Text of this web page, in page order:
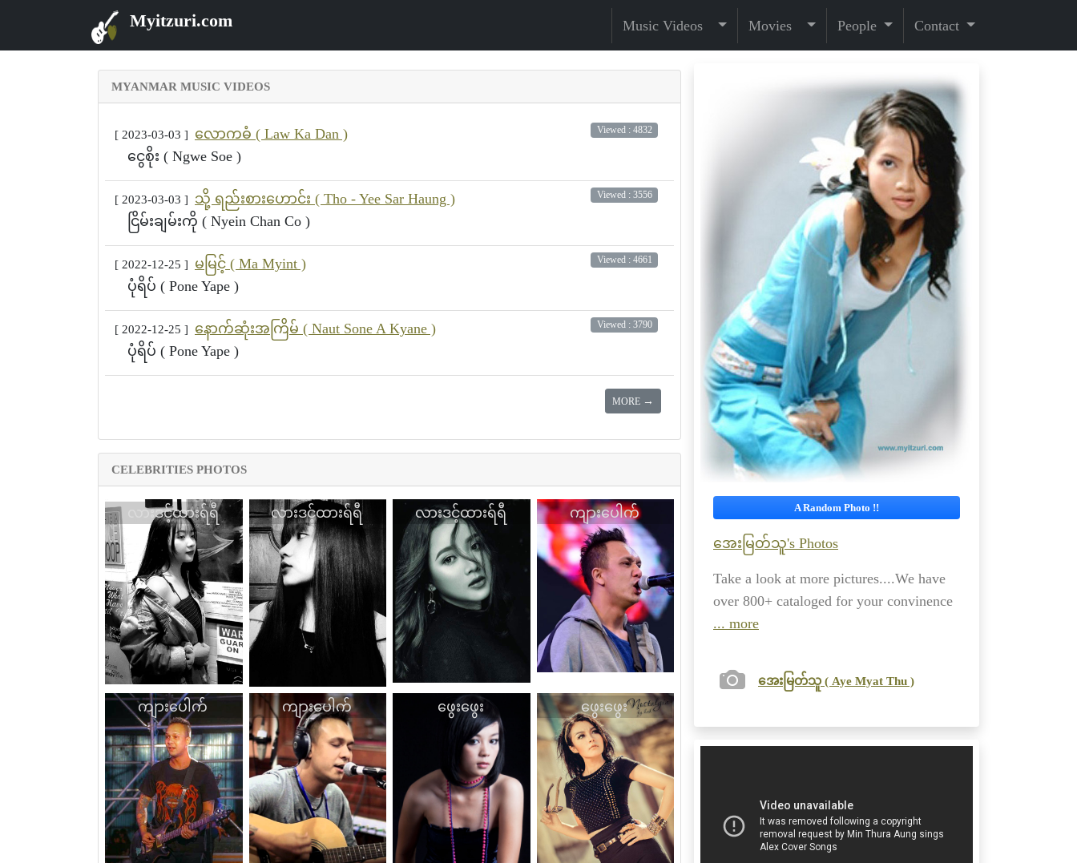
Myitzuri.com Music Videos Movies People Contact
MYANMAR MUSIC VIDEOS
[ 2023-03-03 ] လောကဓံ ( Law Ka Dan )
ငွေစိုး ( Ngwe Soe )
Viewed : 4832
[ 2023-03-03 ] သို့ ရည်းစားဟောင်း ( Tho - Yee Sar Haung )
ငြိမ်းချမ်းကို ( Nyein Chan Co )
Viewed : 3556
[ 2022-12-25 ] မမြင့် ( Ma Myint )
ပုံရိပ် ( Pone Yape )
Viewed : 4661
[ 2022-12-25 ] နောက်ဆုံးအကြိမ် ( Naut Sone A Kyane )
ပုံရိပ် ( Pone Yape )
Viewed : 3790
MORE →
CELEBRITIES PHOTOS
လားဒင့်ထားရ်ရီ လားဒင့်ထားရ်ရီ လားဒင့်ထားရ်ရီ ကျားပေါက်
ကျားပေါက် ကျားပေါက် ဖွေးဖွေး ဖွေးဖွေး
A Random Photo !!
အေးမြတ်သူ's Photos
Take a look at more pictures....We have
over 800+ cataloged for your convinence
... more
အေးမြတ်သူ ( Aye Myat Thu )